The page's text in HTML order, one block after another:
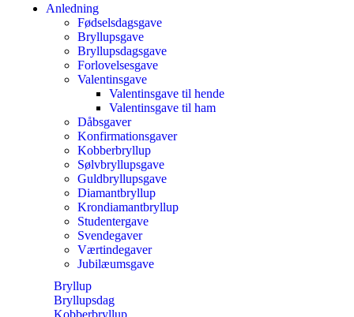
Anledning
Fødselsdagsgave
Bryllupsgave
Bryllupsdagsgave
Forlovelsesgave
Valentinsgave
Valentinsgave til hende
Valentinsgave til ham
Dåbsgaver
Konfirmationsgaver
Kobberbryllup
Sølvbryllupsgave
Guldbryllupsgave
Diamantbryllup
Krondiamantbryllup
Studentergave
Svendegaver
Værtindegaver
Jubilæumsgave
Bryllup
Bryllupsdag
Kobberbryllup